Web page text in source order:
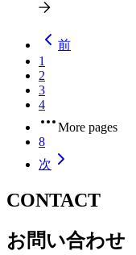
前
1
2
3
4
More pages
8
次
CONTACT
お問い合わせ